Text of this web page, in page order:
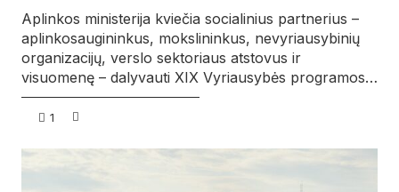
Aplinkos ministerija kviečia socialinius partnerius –
aplinkosaugininkus, mokslininkus, nevyriausybinių
organizacijų, verslo sektoriaus atstovus ir
visuomenę – dalyvauti XIX Vyriausybės programos…
1